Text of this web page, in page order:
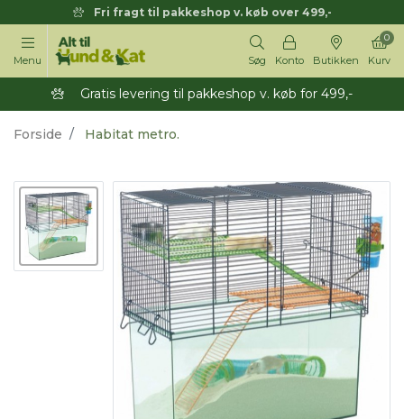
Fri fragt til pakkeshop v. køb over 499,-
Menu Søg Konto Butikken Kurv
0
Gratis levering til pakkeshop v. køb for 499,-
Forside Habitat metro.